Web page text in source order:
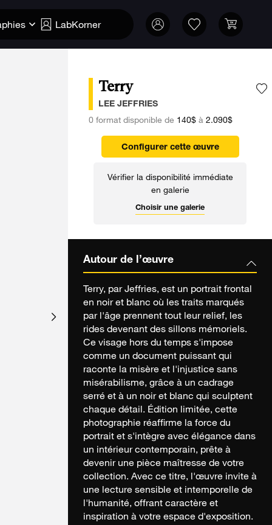
LabKorner
Terry
LEE JEFFRIES
0 format disponible de 140$à 2.090$
Configurer cette œuvre
Vérifier la disponibilité immédiate
en galerie
Choisir une galerie
Autour de l’œuvre
Terry, par Jeffries, est un portrait frontal
en noir et blanc où les traits marqués
par l'âge prennent tout leur relief, les
rides devenant des sillons mémoriels.
Ce visage hors du temps s'impose
comme un document puissant qui
raconte la misère et l'injustice sans
misérabilisme, grâce à un cadrage
serré et à un noir et blanc qui sculptent
chaque détail. Édition limitée, cette
photographie réaffirme la force du
portrait et s'intègre avec élégance dans
un intérieur contemporain, prête à
devenir une pièce maîtresse de votre
collection. Avec ce titre, l'œuvre invite à
une lecture sensible et intemporelle de
l'humanité, offrant caractère et
inspiration à votre espace d'exposition.